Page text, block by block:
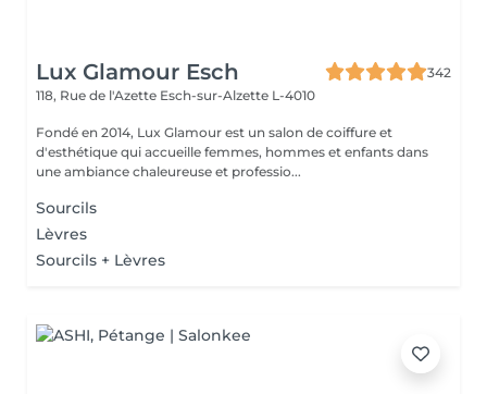
Lux Glamour Esch
342
118, Rue de l'Azette Esch-sur-Alzette L-4010
Fondé en 2014, Lux Glamour est un salon de coiffure et
d'esthétique qui accueille femmes, hommes et enfants dans
une ambiance chaleureuse et professio...
Sourcils
Lèvres
Sourcils + Lèvres